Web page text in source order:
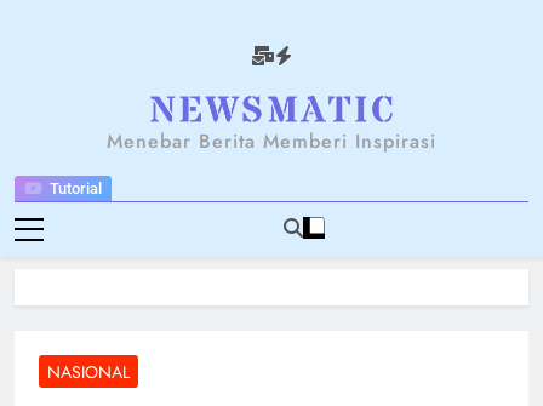
Tutorial
NEWSANTARA
Menebar Berita Memberi Inspirasi
NASIONAL